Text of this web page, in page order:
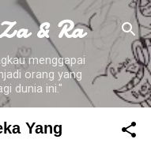
& Ra
menggapai
orang yang
dunia ini."
Yang